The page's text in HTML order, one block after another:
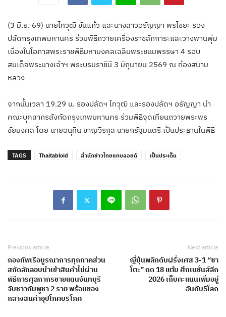
(3 มิ.ย. 69) นายไทวุฒิ ขันแก้ว และนางสาวอรัญญา พรไชยะ รอง
ปลัดกรุงเทพมหานคร ร่วมพิธีถวายเครื่องราชสักการะและวางพานพุ่ม
เนื่องในโอกาสพระราชพิธีมหามงคลเฉลิมพระชนมพรรษา 4 รอบ
สมเด็จพระนางเจ้าฯ พระบรมราชินี 3 มิถุนายน 2569 ณ ท้องสนาม
หลวง
จากนั้นเวลา 19.29 น. รองปลัดฯ ไทวุฒิ และรองปลัดฯ อรัญญา นำ
คณะบุคลากรสังกัดกรุงเทพมหานคร ร่วมพิธีจุดเทียนถวายพระพร
ชัยมงคล โดย นายอนุทิน ชาญวีรกูล นายกรัฐมนตรี เป็นประธานในพิธี
TAGS Thaitabloid สำนักข่าวไทยแทบลอยด์ เป็นประเด็น
Previous article
กองทัพเรือบูรณาการทุกภาคส่วน
สกัดลักลอบนำเข้าสินค้าไม่ผ่าน
พิธีการศุลกากรชายแดนจันทบุรี
จับชาวกัมพูชา 2 ราย พร้อมของ
กลางสินค้าอุปโภคบริโภค
Next article
ญี่ปุ่นพลิกดับฝรั่งเศส 3-1 “ซา
โตะ” กด 18 แต้ม ศึกเนชั่นส์ลีก
2026 เก็บคะแนนเพิ่มอยู่
อันดับ5โลก